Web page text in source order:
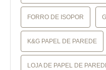
FORRO DE ISOPOR
K&G PAPEL DE PAREDE
LOJA DE PAPEL DE